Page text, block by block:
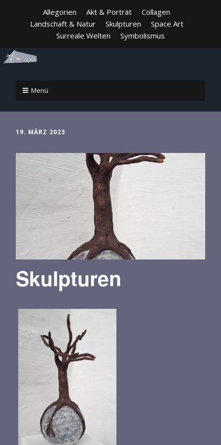
Allegorien Akt & Porträt
Collagen
Landschaft & Natur
Skulpturen
Space Art
Surreale Welten
Symbolismus
Menü
19. MÄRZ 2023
Skulpturen